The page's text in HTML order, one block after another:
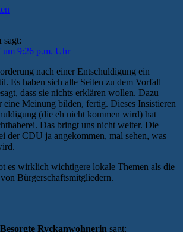
sagt:
um 9:26 p.m. Uhr
nach einer Entschuldigung ein
Es haben sich alle Seiten zu dem Vorfall
dass sie nichts erklären wollen. Dazu
eine Meinung bilden, fertig. Dieses Insistieren
(die eh nicht kommen wird) hat
Das bringt uns nicht weiter. Die
der CDU ja angekommen, mal sehen, was
es wirklich wichtigere lokale Themen als die
Bürgerschaftsmitgliedern.
Besorgte Ryckanwohnerin sagt: